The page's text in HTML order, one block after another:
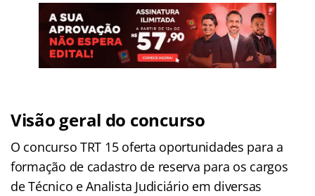
Visão geral do concurso
O concurso TRT 15 oferta oportunidades para a
formação de cadastro de reserva para os cargos
de Técnico e Analista Judiciário em diversas